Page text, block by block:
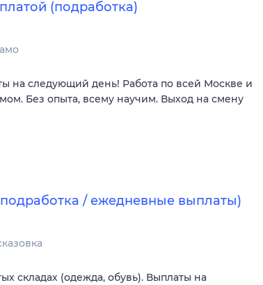
(подработка)
на следующий день! Работа по всей Москве и
Без опыта, всему научим. Выход на смену
/ ежедневные выплаты)
складах (одежда, обувь). Выплаты на